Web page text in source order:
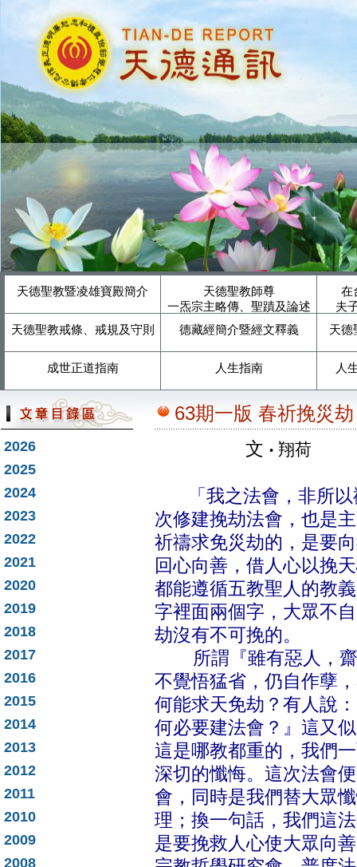
天德聖教暨凌雄寶殿簡介
天德聖教師尊
一炁宗主略傳、聖蹟及論述
在
夫
天德聖教戒條、戒規及守則
德藏經簡介暨經文釋義 天德
成世正道指南 人生指南 人
2026
2025
2024
2023
2022
2021
2020
2019
2018
2017
2016
2015
2014
2013
2012
2011
2010
2009
2008
63期一版 春祈挽災
文 ‧ 翔荷
「我之法會，非所以
次修建挽劫法會，也是
祈禱求免災劫的，是要
回心向善，借人心以挽
都能遵循五教聖人的教
字裡面兩個字，大眾不
劫沒有不可挽的。
所謂『雖有惡人，齋
不覺悟猛省，仍自作孽
何能求天免劫？有人說
何必要建法會？』這又
這是哪教都重的，我們
深切的懺悔。這次法會
會，同時是我們替大眾
理；換一句話，我們這
是要挽救人心使大眾向